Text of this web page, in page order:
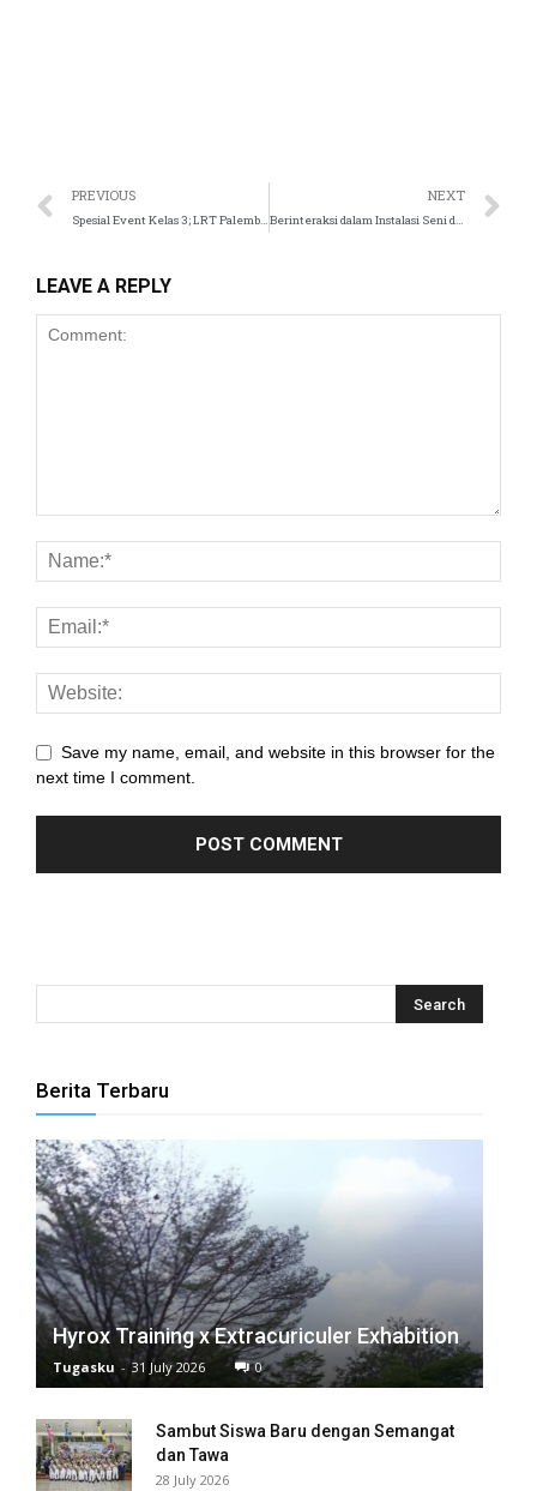
PREVIOUS
Spesial Event Kelas 3; LRT Palembang!
NEXT
Berinteraksi dalam Instalasi Seni di MoJA
LEAVE A REPLY
Save my name, email, and website in this browser for the
next time I comment.
Berita Terbaru
Hyrox Training x Extracuriculer Exhabition
Tugasku - 31 July 2026 0
Sambut Siswa Baru dengan Semangat
dan Tawa
28 July 2026